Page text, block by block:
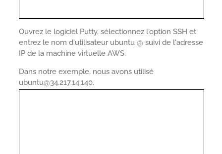
Ouvrez le logiciel Putty, sélectionnez l'option SSH et
entrez le nom d'utilisateur ubuntu @ suivi de l'adresse
IP de la machine virtuelle AWS.
Dans notre exemple, nous avons utilisé
ubuntu@34.217.14.140.